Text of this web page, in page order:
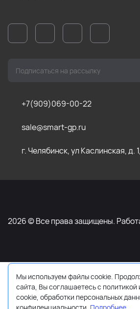
+7(909)069-00-22
sale@smart-gp.ru
г. Челябинск, ул Каслинская, д.
2026 © Все права защищены.
Мы используем файлы cookie.
сайта, Вы соглашаетесь с
cookie, обработки персональных